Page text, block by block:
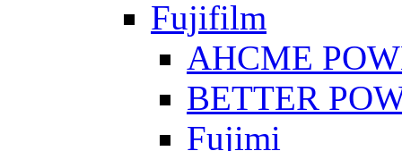
Fujifilm
AHCME
BETTER
Fujimi